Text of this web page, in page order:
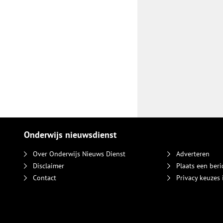
Onderwijs nieuwsdienst
Over Onderwijs Nieuws Dienst
Disclaimer
Contact
Adverteren
Plaats een
Privacy